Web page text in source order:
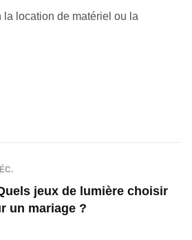
la location de matériel ou la
jeux de lumière choisir
un mariage ?